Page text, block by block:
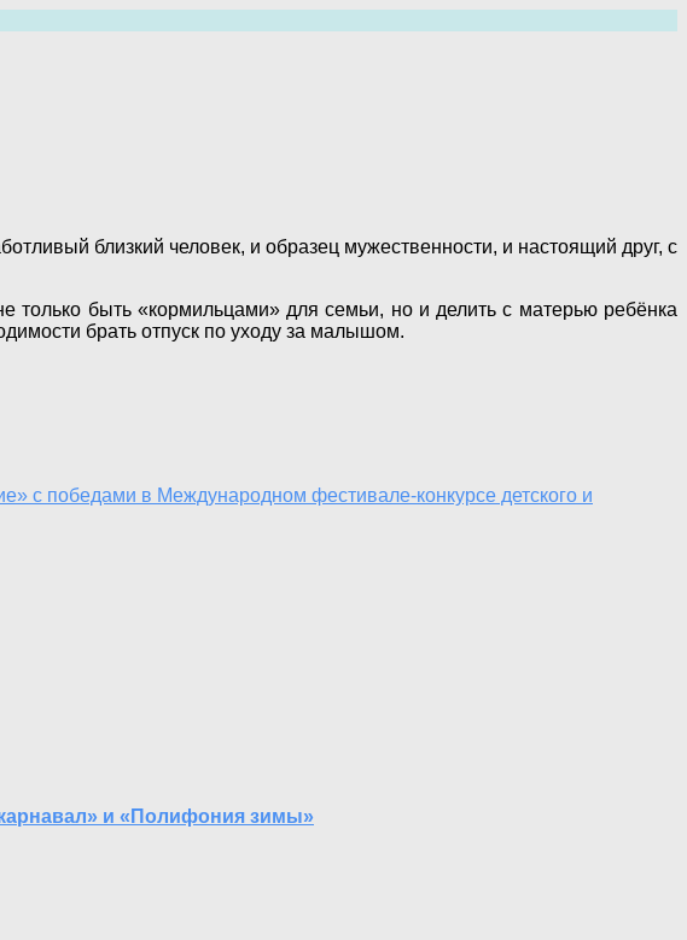
близкий человек, и образец мужественности, и настоящий друг, с
только быть «кормильцами» для семьи, но и делить с матерью ребёнка
брать отпуск по уходу за малышом.
с победами в Международном фестивале-конкурсе детского и
и «Полифония зимы»